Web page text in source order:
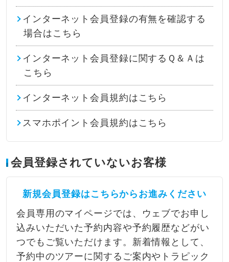
インターネット会員登録の有無を確認する
場合はこちら
インターネット会員登録に関するＱ＆Ａは
こちら
インターネット会員規約はこちら
スマホポイント会員規約はこちら
会員登録されていないお客様
新規会員登録はこちらからお進みください
会員専用のマイページでは、ウェブでお申し
込みいただいた予約内容や予約履歴などがい
つでもご覧いただけます。新着情報として、
予約中のツアーに関するご案内やトラピック